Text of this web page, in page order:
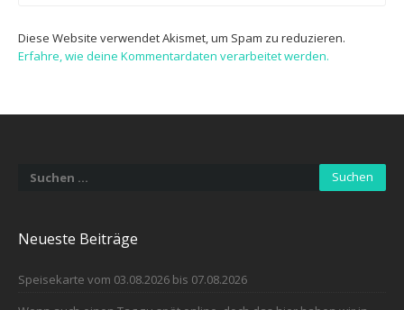
Diese Website verwendet Akismet, um Spam zu reduzieren.
Erfahre, wie deine Kommentardaten verarbeitet werden.
Suchen
nach:
Neueste Beiträge
Speisekarte vom 03.08.2026 bis 07.08.2026